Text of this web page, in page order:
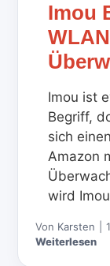
Imou
WLAN
Imou ist
Begriff,
sich
Amazon
wird
Von Karsten
Weiterlesen